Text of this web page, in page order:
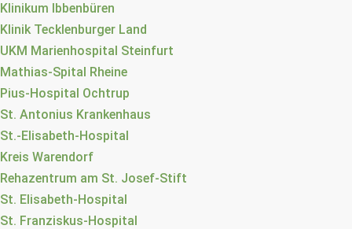
Klinikum Ibbenbüren
Klinik Tecklenburger Land
UKM Marienhospital Steinfurt
Mathias-Spital Rheine
Pius-Hospital Ochtrup
St. Antonius Krankenhaus
St.-Elisabeth-Hospital
Kreis Warendorf
Rehazentrum am St. Josef-Stift
St. Elisabeth-Hospital
St. Franziskus-Hospital